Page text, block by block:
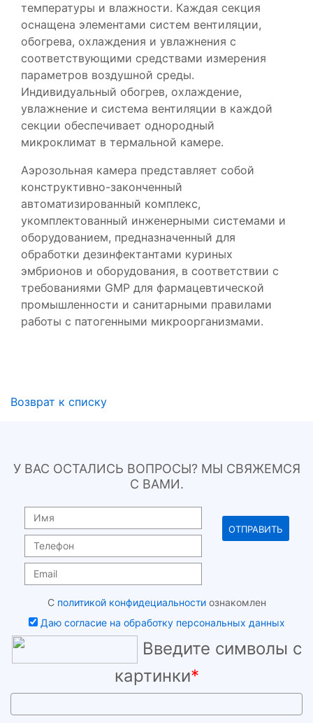
температуры и влажности. Каждая секция
оснащена элементами систем вентиляции,
обогрева, охлаждения и увлажнения с
соответствующими средствами измерения
параметров воздушной среды.
Индивидуальный обогрев, охлаждение,
увлажнение и система вентиляции в каждой
секции обеспечивает однородный
микроклимат в термальной камере.
Аэрозольная камера представляет собой
конструктивно-законченный
автоматизированный комплекс,
укомплектованный инженерными системами и
оборудованием, предназначенный для
обработки дезинфектантами куриных
эмбрионов и оборудования, в соответствии с
требованиями GMP для фармацевтической
промышленности и санитарными правилами
работы с патогенными микроорганизмами.
Возврат к списку
У ВАС ОСТАЛИСЬ ВОПРОСЫ? МЫ СВЯЖЕМСЯ
С ВАМИ.
С политикой конфидециальностиознакомлен
Даю согласие на обработку персональных данных
Введите символы с
картинки*